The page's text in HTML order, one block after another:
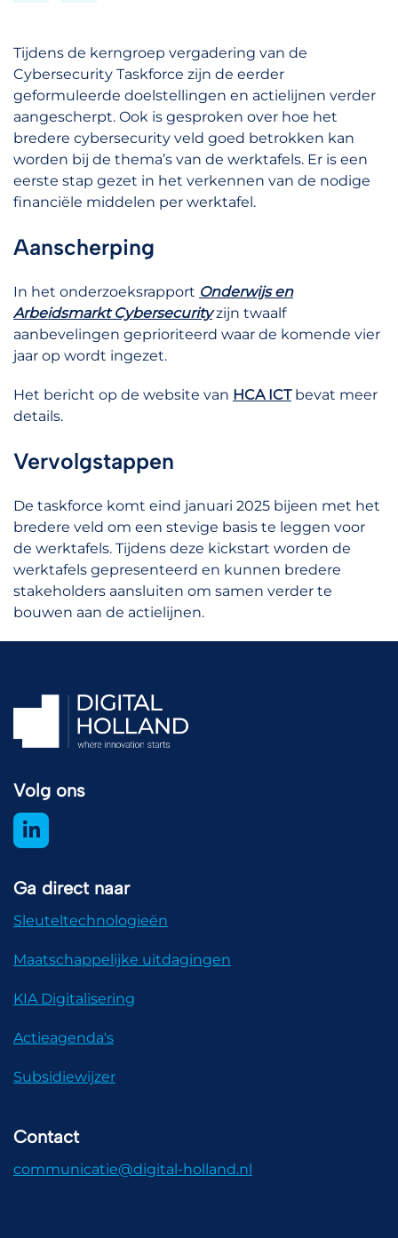
Tijdens de kerngroep vergadering van de
Cybersecurity Taskforce zijn de eerder
geformuleerde doelstellingen en actielijnen verder
aangescherpt. Ook is gesproken over hoe het
bredere cybersecurity veld goed betrokken kan
worden bij de thema’s van de werktafels. Er is een
eerste stap gezet in het verkennen van de nodige
financiële middelen per werktafel.
Aanscherping
In het onderzoeksrapport Onderwijs en
Arbeidsmarkt Cybersecurityzijn twaalf
aanbevelingen geprioriteerd waar de komende vier
jaar op wordt ingezet.
Het bericht op de website van HCA ICTbevat meer
details.
Vervolgstappen
De taskforce komt eind januari 2025 bijeen met het
bredere veld om een stevige basis te leggen voor
de werktafels. Tijdens deze kickstart worden de
werktafels gepresenteerd en kunnen bredere
stakeholders aansluiten om samen verder te
bouwen aan de actielijnen.
Volg ons
Ga direct naar
Sleuteltechnologieën
Maatschappelijke uitdagingen
KIA Digitalisering
Actieagenda's
Subsidiewijzer
Contact
communicatie@digital-holland.nl